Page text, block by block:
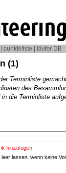
punkteliste läufer DB
(1)
Terminliste
des
die Terminliste
hinzufügen
lassen, wenn keine